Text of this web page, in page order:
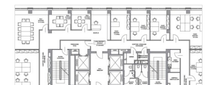
firmie
Oferta